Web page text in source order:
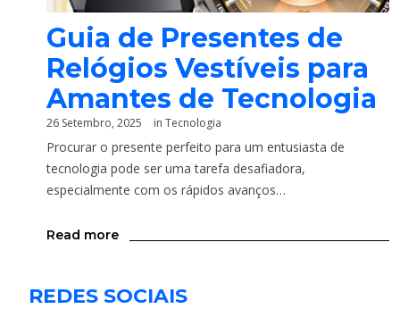
Guia de Presentes de
Relógios Vestíveis para
Amantes de Tecnologia
26 Setembro, 2025 in Tecnologia
Procurar o presente perfeito para um entusiasta de
tecnologia pode ser uma tarefa desafiadora,
especialmente com os rápidos avanços…
Read more
REDES SOCIAIS